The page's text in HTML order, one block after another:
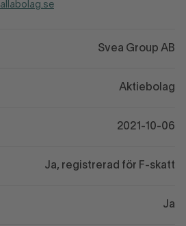
allabolag.se
Svea Group AB
Aktiebolag
2021-10-06
Ja, registrerad för F-skatt
Ja